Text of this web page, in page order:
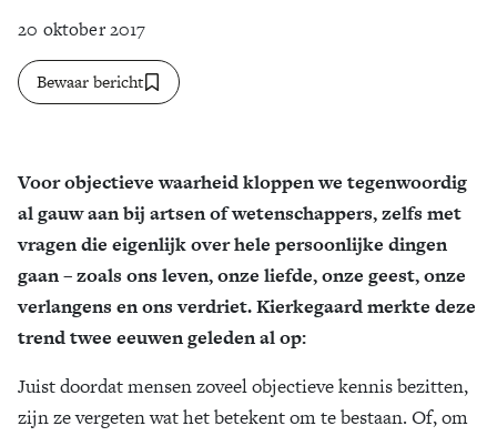
Zoek
20 oktober 2017
Bewaar bericht
Voor objectieve waarheid kloppen we tegenwoordig
al gauw aan bij artsen of wetenschappers, zelfs met
vragen die eigenlijk over hele persoonlijke dingen
gaan – zoals ons leven, onze liefde, onze geest, onze
verlangens en ons verdriet. Kierkegaard merkte deze
trend twee eeuwen geleden al op:
Juist doordat mensen zoveel objectieve kennis bezitten,
zijn ze vergeten wat het betekent om te bestaan. Of, om